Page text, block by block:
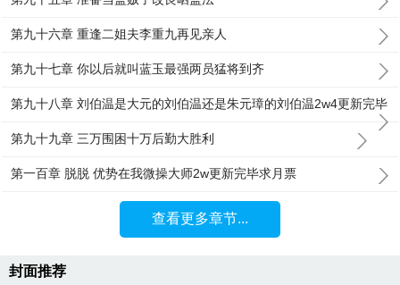
第九十六章 重逢二姐夫李重九再见亲人
第九十七章 你以后就叫蓝玉最强两员猛将到齐
第九十八章 刘伯温是大元的刘伯温还是朱元璋的刘伯温2w4更新完毕
第九十九章 三万围困十万后勤大胜利
第一百章 脱脱 优势在我微操大师2w更新完毕求月票
查看更多章节...
封面推荐